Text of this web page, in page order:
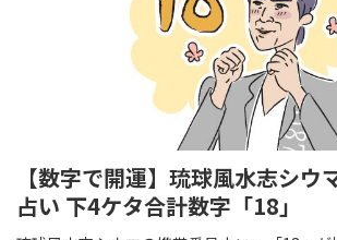
【数字で開運】琉球風水志シウ
占い 下4ケタ合計数字「18」